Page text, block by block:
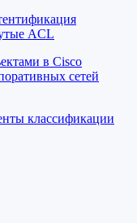
ACL
в Cisco
сетей
классификации